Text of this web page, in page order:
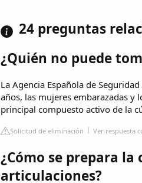
24 preguntas
¿Quién no puede
La Agencia Española de
años, las mujeres embarazadas y
principal compuesto activo de la
Solicitud de eliminación Ver respuesta
¿Cómo se prepara
articulaciones?